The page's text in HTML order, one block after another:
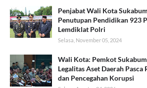
Penjabat Wali Kota
Penutupan Pendidikan 923
Lemdiklat Polri
Selasa, November 05, 2024
Wali Kota: Pemkot
Legalitas Aset Daerah
dan Pencegahan Korupsi